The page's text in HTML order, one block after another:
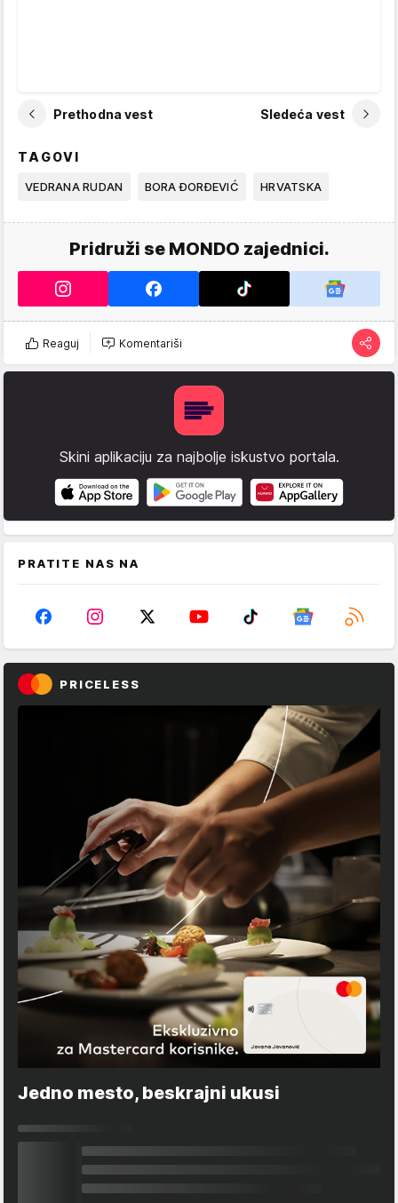
Prethodna vest Sledeća vest
TAGOVI
VEDRANA RUDAN BORA ĐORĐEVIĆ HRVATSKA
Pridruži se MONDO zajednici.
Reaguj Komentariši
Skini aplikaciju za najbolje iskustvo portala.
PRATITE NAS NA
PRICELESS
Jedno mesto, beskrajni ukusi